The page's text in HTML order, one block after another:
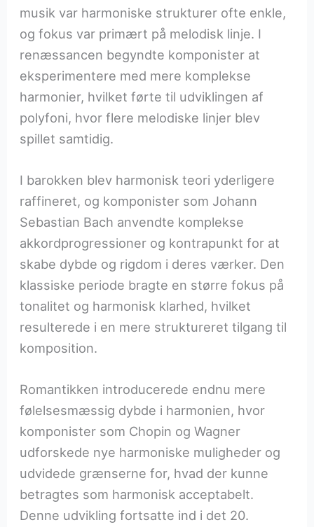
musik var harmoniske strukturer ofte enkle,
og fokus var primært på melodisk linje. I
renæssancen begyndte komponister at
eksperimentere med mere komplekse
harmonier, hvilket førte til udviklingen af
polyfoni, hvor flere melodiske linjer blev
spillet samtidig.
I barokken blev harmonisk teori yderligere
raffineret, og komponister som Johann
Sebastian Bach anvendte komplekse
akkordprogressioner og kontrapunkt for at
skabe dybde og rigdom i deres værker. Den
klassiske periode bragte en større fokus på
tonalitet og harmonisk klarhed, hvilket
resulterede i en mere struktureret tilgang til
komposition.
Romantikken introducerede endnu mere
følelsesmæssig dybde i harmonien, hvor
komponister som Chopin og Wagner
udforskede nye harmoniske muligheder og
udvidede grænserne for, hvad der kunne
betragtes som harmonisk acceptabelt.
Denne udvikling fortsatte ind i det 20.